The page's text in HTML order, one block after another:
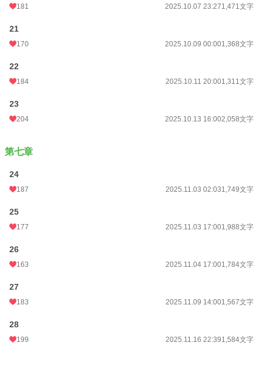
181 2025.10.07 23:271,471文字
21
170 2025.10.09 00:001,368文字
22
184 2025.10.11 20:001,311文字
23
204 2025.10.13 16:002,058文字
第七章
24
187 2025.11.03 02:031,749文字
25
177 2025.11.03 17:001,988文字
26
163 2025.11.04 17:001,784文字
27
183 2025.11.09 14:001,567文字
28
199 2025.11.16 22:391,584文字